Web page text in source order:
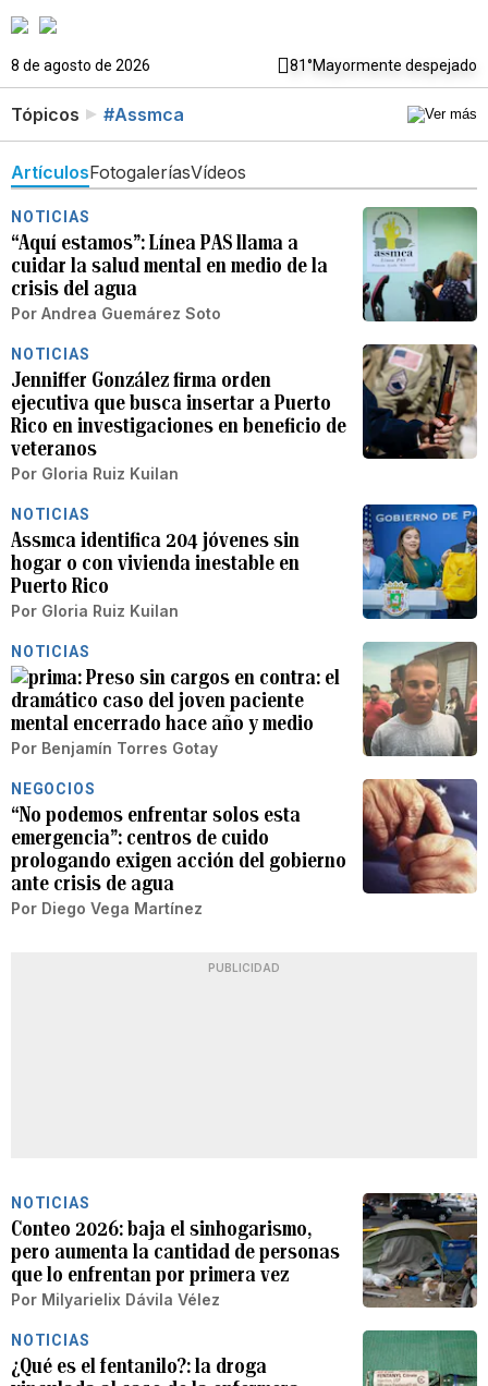
8 de agosto de 2026 81°Mayormente despejado
Tópicos #Assmca
ArtículosFotogaleríasVídeos
NOTICIAS
“Aquí estamos”: Línea PAS llama a
cuidar la salud mental en medio de la
crisis del agua
Por Andrea Guemárez Soto
NOTICIAS
Jenniffer González firma orden
ejecutiva que busca insertar a Puerto
Rico en investigaciones en beneficio de
veteranos
Por Gloria Ruiz Kuilan
NOTICIAS
Assmca identifica 204 jóvenes sin
hogar o con vivienda inestable en
Puerto Rico
Por Gloria Ruiz Kuilan
NOTICIAS
Preso sin cargos en contra: el
dramático caso del joven paciente
mental encerrado hace año y medio
Por Benjamín Torres Gotay
NEGOCIOS
“No podemos enfrentar solos esta
emergencia”: centros de cuido
prologando exigen acción del gobierno
ante crisis de agua
Por Diego Vega Martínez
PUBLICIDAD
NOTICIAS
Conteo 2026: baja el sinhogarismo,
pero aumenta la cantidad de personas
que lo enfrentan por primera vez
Por Milyarielix Dávila Vélez
NOTICIAS
¿Qué es el fentanilo?: la droga